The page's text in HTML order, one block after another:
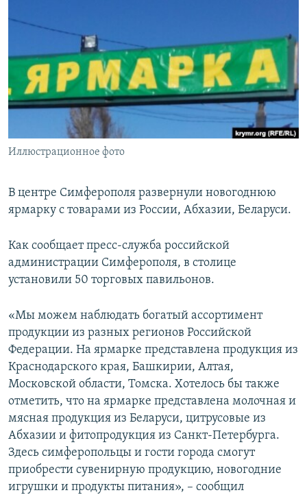
ПРОПАВШИЕ БЕЗ ВЕСТИ
ПОБЕДИТЕЛЕЙ НЕ СУДЯТ?
КРЫМ.НЕПОКОРЕННЫЙ
ELIFBE
УКРАИНСКАЯ ПРОБЛЕМА КРЫМА
Qırımtatar
ПРИСОЕДИНЯЙТЕСЬ!
Все сайты RFE/RL
Иллюстрационное фото
В центре Симферополя развернули новогоднюю
ярмарку с товарами из России, Абхазии, Беларуси.
Как сообщает пресс-служба российской
администрации Симферополя, в столице
установили 50 торговых павильонов.
«Мы можем наблюдать богатый ассортимент
продукции из разных регионов Российской
Федерации. На ярмарке представлена продукция из
Краснодарского края, Башкирии, Алтая,
Московской области, Томска. Хотелось бы также
отметить, что на ярмарке представлена молочная и
мясная продукция из Беларуси, цитрусовые из
Абхазии и фитопродукция из Санкт-Петербурга.
Здесь симферопольцы и гости города смогут
приобрести сувенирную продукцию, новогодние
игрушки и продукты питания», – сообщил